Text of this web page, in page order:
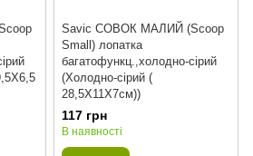
Savic СОВОК МАЛИЙ (Scoop
Small) лопатка
багатофункц.,холодно-сірий
(Холодно-сірий (
28,5Х11Х7см))
117 грн
В наявності